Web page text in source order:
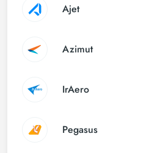
Ajet
Azimut
IrAero
Pegasus